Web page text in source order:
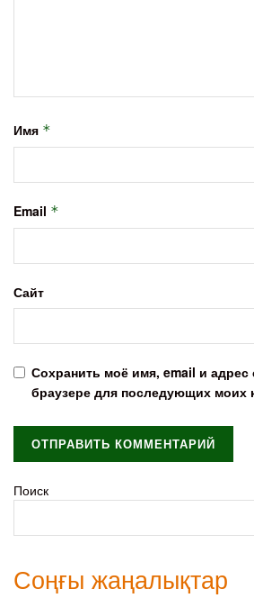
Имя *
Email *
Сайт
Сохранить моё имя, email и адрес
браузере для последующих моих
Поиск
Соңғы жаңалықтар